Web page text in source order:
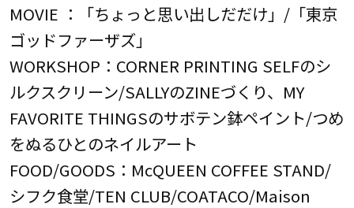
MOVIE ：「ちょっと思い出しだだけ」/「東京
ゴッドファーザズ」
WORKSHOP：CORNER PRINTING SELFのシ
ルクスクリーン/SALLYのZINEづくり、MY
FAVORITE THINGSのサボテン鉢ペイント/つめ
をぬるひとのネイルアート
FOOD/GOODS：McQUEEN COFFEE STAND/
シフク食堂/TEN CLUB/COATACO/Maison